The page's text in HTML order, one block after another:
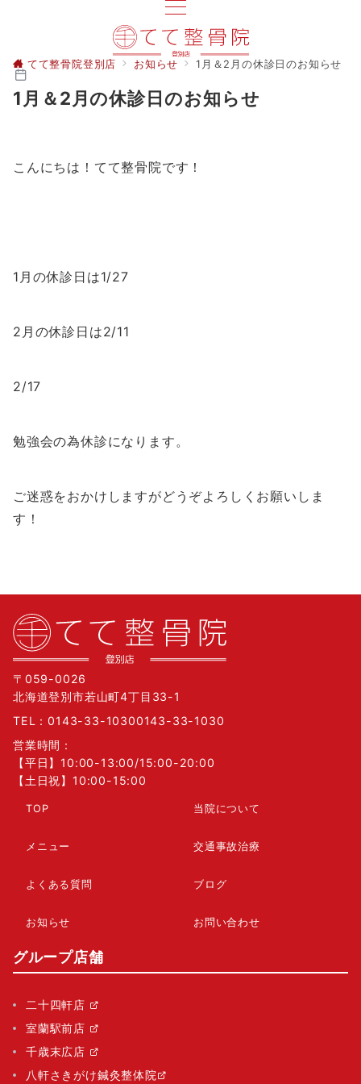
てて整骨院登別店 お知らせ 1月＆2月の休診日のお知らせ
1月＆2月の休診日のお知らせ
こんにちは！てて整骨院です！
1月の休診日は1/27
2月の休診日は2/11
2/17
勉強会の為休診になります。
ご迷惑をおかけしますがどうぞよろしくお願いしま
す！
〒059-0026
北海道登別市若山町4丁目33-1
TEL：0143-33-10300143-33-1030
営業時間：
【平日】10:00-13:00/15:00-20:00
【土日祝】10:00-15:00
TOP 当院について
メニュー 交通事故治療
よくある質問 ブログ
お知らせ お問い合わせ
グループ店舗
二十四軒店
室蘭駅前店
千歳末広店
八軒さきがけ鍼灸整体院